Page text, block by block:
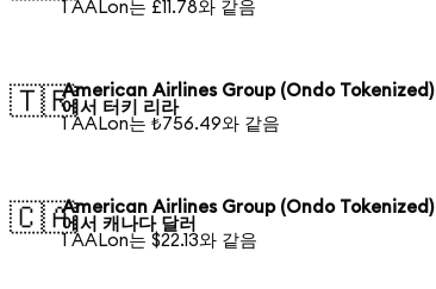
1 AALon는 £11.78와 같음
🇹🇷American Airlines Group (Ondo Tokenized)
에서 터키 리라
1 AALon는 ₺756.49와 같음
🇨🇦American Airlines Group (Ondo Tokenized)
에서 캐나다 달러
1 AALon는 $22.13와 같음